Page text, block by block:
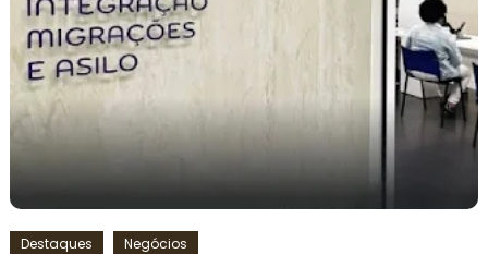
Destaques
Negócios